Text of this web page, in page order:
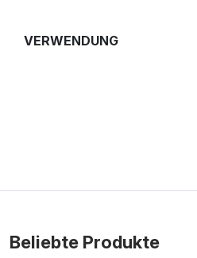
VERWENDUNG
Beliebte Produkte